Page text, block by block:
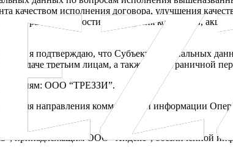
качеством исполнения договора, улучшения
лояльности, проведения конкурсов,
я подтверждаю, что Субъект персональных
третьим лицам, а также трансграничной
ООО “ТРЕЗЗИ”.
для направления коммерческой информации
принадлежащим ООО "Яндекс", обезличенной